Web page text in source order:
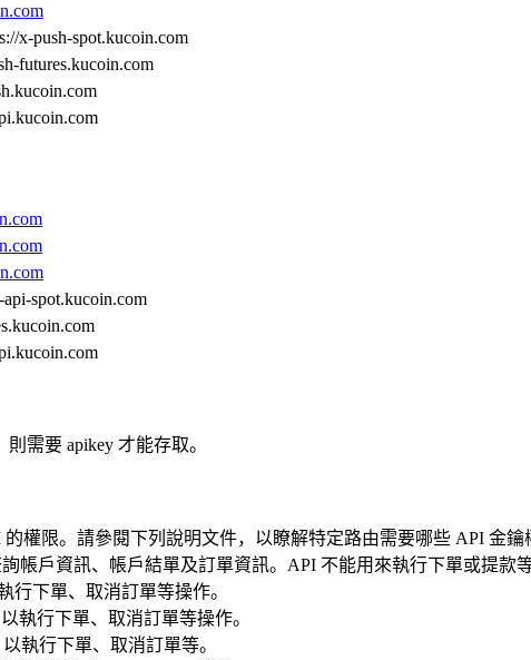
x-push-spot.kucoin.com
futures.kucoin.com
api-spot.kucoin.com
需要 apikey 才能存取。
權限。請參閱下列說明文件，以瞭解特定路由需要哪些 API 金鑰
帳戶資訊、帳戶結單及訂單資訊。API 不能用來執行下單或提款等
行下單、取消訂單等操作。
執行下單、取消訂單等操作。
執行下單、取消訂單等。